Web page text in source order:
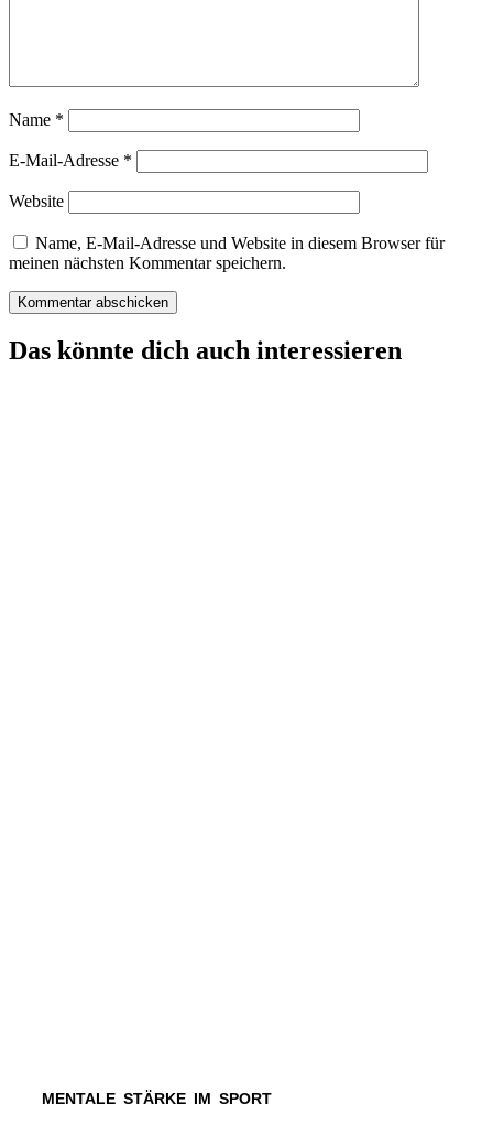
Name *
E-Mail-Adresse *
Website
Name, E-Mail-Adresse und Website in diesem Browser für
meinen nächsten Kommentar speichern.
Das könnte dich auch interessieren
MENTALE STÄRKE IM SPORT